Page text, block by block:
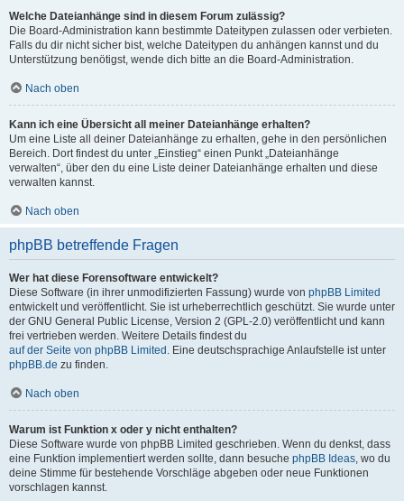
Welche Dateianhänge sind in diesem Forum zulässig?
Die Board-Administration kann bestimmte Dateitypen zulassen oder verbieten.
Falls du dir nicht sicher bist, welche Dateitypen du anhängen kannst und du
Unterstützung benötigst, wende dich bitte an die Board-Administration.
Nach oben
Kann ich eine Übersicht all meiner Dateianhänge erhalten?
Um eine Liste all deiner Dateianhänge zu erhalten, gehe in den persönlichen
Bereich. Dort findest du unter „Einstieg“ einen Punkt „Dateianhänge
verwalten“, über den du eine Liste deiner Dateianhänge erhalten und diese
verwalten kannst.
Nach oben
phpBB betreffende Fragen
Wer hat diese Forensoftware entwickelt?
Diese Software (in ihrer unmodifizierten Fassung) wurde von phpBB Limited
entwickelt und veröffentlicht. Sie ist urheberrechtlich geschützt. Sie wurde unter
der GNU General Public License, Version 2 (GPL-2.0) veröffentlicht und kann
frei vertrieben werden. Weitere Details findest du
auf der Seite von phpBB Limited . Eine deutschsprachige Anlaufstelle ist unter
phpBB.de zu finden.
Nach oben
Warum ist Funktion x oder y nicht enthalten?
Diese Software wurde von phpBB Limited geschrieben. Wenn du denkst, dass
eine Funktion implementiert werden sollte, dann besuche phpBB Ideas, wo du
deine Stimme für bestehende Vorschläge abgeben oder neue Funktionen
vorschlagen kannst.